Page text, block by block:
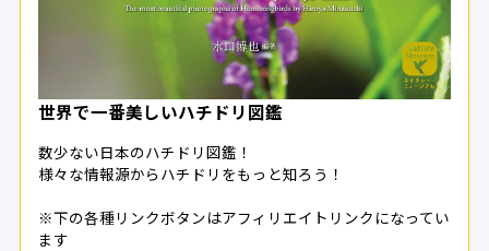
世界で一番美しいハチドリ図鑑
数少ない日本のハチドリ図鑑！
様々な情報源からハチドリをもっと知ろう！
※下の各種リンクボタンはアフィリエイトリンクになってい
ます